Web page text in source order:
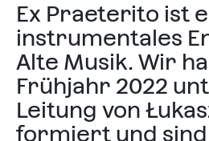
Ex Praeterito ist
instrumentales
Alte Musik. Wir
Frühjahr 2022
Leitung von
formiert und